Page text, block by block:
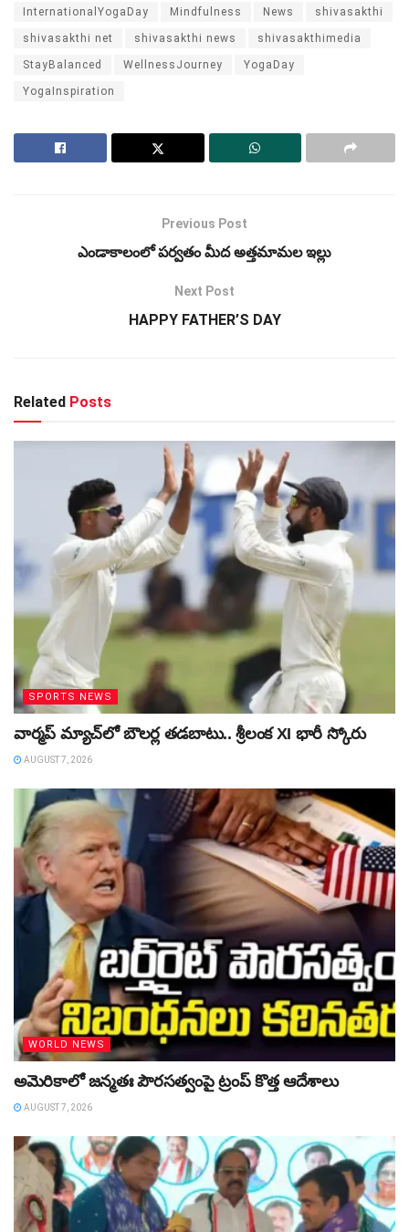
InternationalYogaDay Mindfulness News shivasakthi
shivasakthi net shivasakthi news shivasakthimedia
StayBalanced WellnessJourney YogaDay
YogaInspiration
Previous Post
ఎండాకాలంలో పర్వతం మీద అత్తమామల ఇల్లు
Next Post
HAPPY FATHER’S DAY
Related Posts
SPORTS NEWS
వార్మప్‌ మ్యాచ్‌లో బౌలర్ల తడబాటు.. శ్రీలంక XI భారీ స్కోరు
AUGUST 7, 2026
WORLD NEWS
అమెరికాలో జన్మతః పౌరసత్వంపై ట్రంప్‌ కొత్త ఆదేశాలు
AUGUST 7, 2026